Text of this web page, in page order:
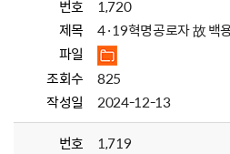
번호
1,720
제목
4·19혁명공로자 故 백
파일
조회수
825
작성일
2024-12-13
번호
1,719